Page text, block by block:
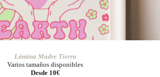
Lámina Madre Tierra
Varios tamaños disponibles
Desde 10€